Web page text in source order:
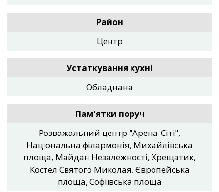
Район
Центр
Устаткування кухні
Обладнана
Пам'ятки поруч
Розважальний центр "Арена-Сіті",
Національна філармонія, Михайлівська
площа, Майдан Незалежності, Хрещатик,
Костел Святого Миколая, Європейська
площа, Софіївська площа